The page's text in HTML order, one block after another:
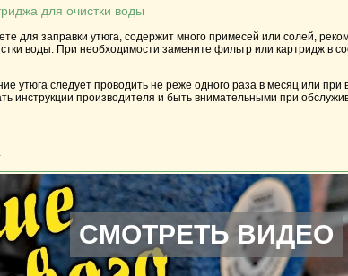
для очистки воды
для заправки утюга, содержит много примесей или солей,
воды. При необходимости замените фильтр или картридж в
утюга следует проводить не реже одного раза в месяц или при
инструкции производителя и быть внимательными при
СМОТРЕТЬ ВИДЕО